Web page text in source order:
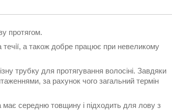
протягом.
а також добре працює при невеликому
трубку для протягування волосіні. Завдяки
за рахунок чого загальний термін
має середню товщину і підходить для лову з